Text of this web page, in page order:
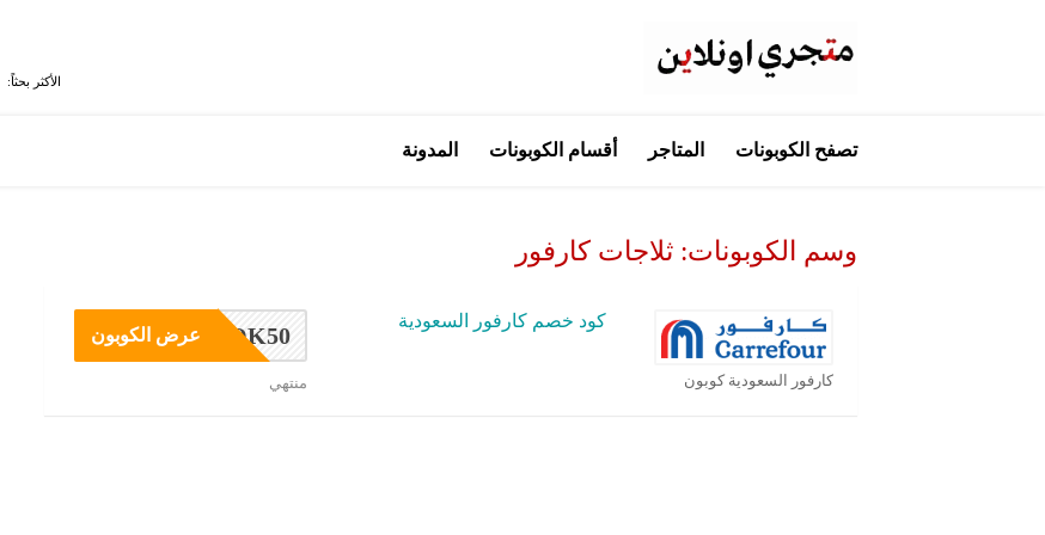
الأكثر بحثاً:
إلى
تصفح الكوبونات المتاجر أقسام الكوبونات المدونة
وسم الكوبونات: ثلاجات كارفور
كارفور السعودية كوبون
كود خصم كارفور السعودية
OK50 عرض الكوبون
منتهي